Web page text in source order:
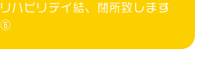
リハビリデイ結、閉所致します
⑥